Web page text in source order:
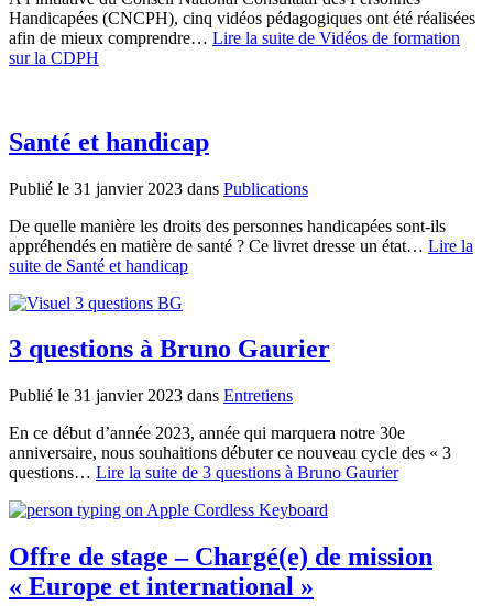
Handicapées (CNCPH), cinq vidéos pédagogiques ont été réalisées
afin de mieux comprendre… Lire la suite de Vidéos de formation
sur la CDPH
Santé et handicap
Publié le 31 janvier 2023 dans Publications
De quelle manière les droits des personnes handicapées sont-ils
appréhendés en matière de santé ? Ce livret dresse un état… Lire la
suite de Santé et handicap
3 questions à Bruno Gaurier
Publié le 31 janvier 2023 dans Entretiens
En ce début d’année 2023, année qui marquera notre 30e
anniversaire, nous souhaitions débuter ce nouveau cycle des « 3
questions… Lire la suite de 3 questions à Bruno Gaurier
Offre de stage – Chargé(e) de mission
« Europe et international »